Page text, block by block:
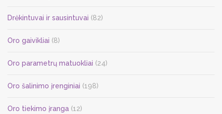
Drėkintuvai ir sausintuvai (82)
Oro gaivikliai (8)
Oro parametrų matuokliai (24)
Oro šalinimo įrenginiai (198)
Oro tiekimo įranga (12)